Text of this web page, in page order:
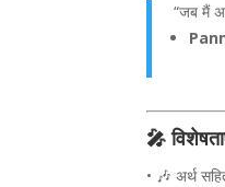
“जब मैं
🎤
• 🎶 अर्थ